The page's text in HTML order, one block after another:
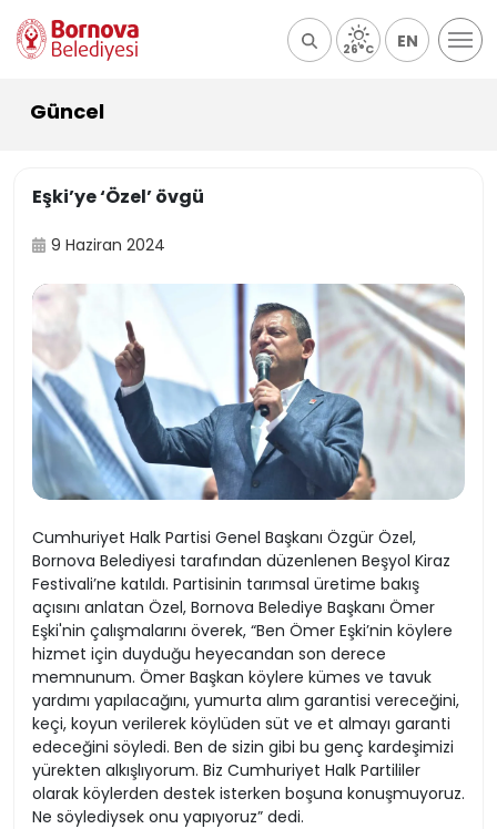
26°C EN
Güncel
Eşki’ye ‘Özel’ övgü
9 Haziran 2024
Cumhuriyet Halk Partisi Genel Başkanı Özgür Özel,
Bornova Belediyesi tarafından düzenlenen Beşyol Kiraz
Festivali’ne katıldı. Partisinin tarımsal üretime bakış
açısını anlatan Özel, Bornova Belediye Başkanı Ömer
Eşki'nin çalışmalarını överek, “Ben Ömer Eşki’nin köylere
hizmet için duyduğu heyecandan son derece
memnunum. Ömer Başkan köylere kümes ve tavuk
yardımı yapılacağını, yumurta alım garantisi vereceğini,
keçi, koyun verilerek köylüden süt ve et almayı garanti
edeceğini söyledi. Ben de sizin gibi bu genç kardeşimizi
yürekten alkışlıyorum. Biz Cumhuriyet Halk Partililer
olarak köylerden destek isterken boşuna konuşmuyoruz.
Ne söylediysek onu yapıyoruz” dedi.